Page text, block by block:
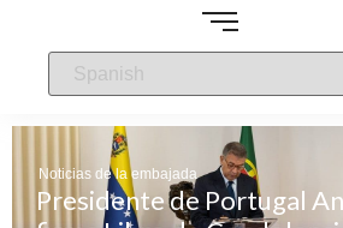
Noticias de la embajada
Presidente de Portugal